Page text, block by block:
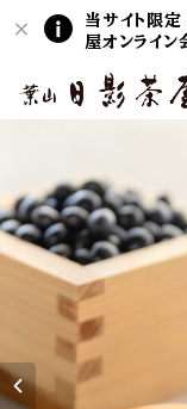
当サイト限
屋オンライ